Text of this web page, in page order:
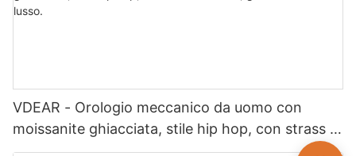
VDEAR - Orologio meccanico da uomo con
moissanite ghiacciata, stile hip hop, con strass e
strass, gioiello di moda di lusso.